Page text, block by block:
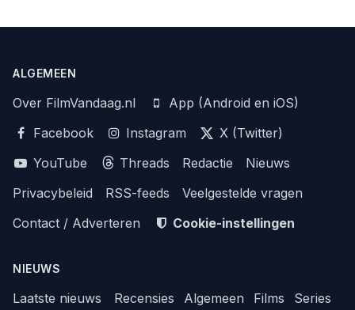
ALGEMEEN
Over FilmVandaag.nl
App (Android en iOS)
Facebook
Instagram
X (Twitter)
YouTube
Threads Redactie
Nieuws
Privacybeleid
RSS-feeds
Veelgestelde vragen
Contact / Adverteren
Cookie-instellingen
NIEUWS
Laatste nieuws Recensies Algemeen Films
Series